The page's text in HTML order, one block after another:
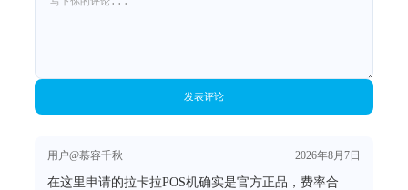
发表评论
用户@慕容千秋 2026年8月7日
在这里申请的拉卡拉POS机确实是官方正品，费率合